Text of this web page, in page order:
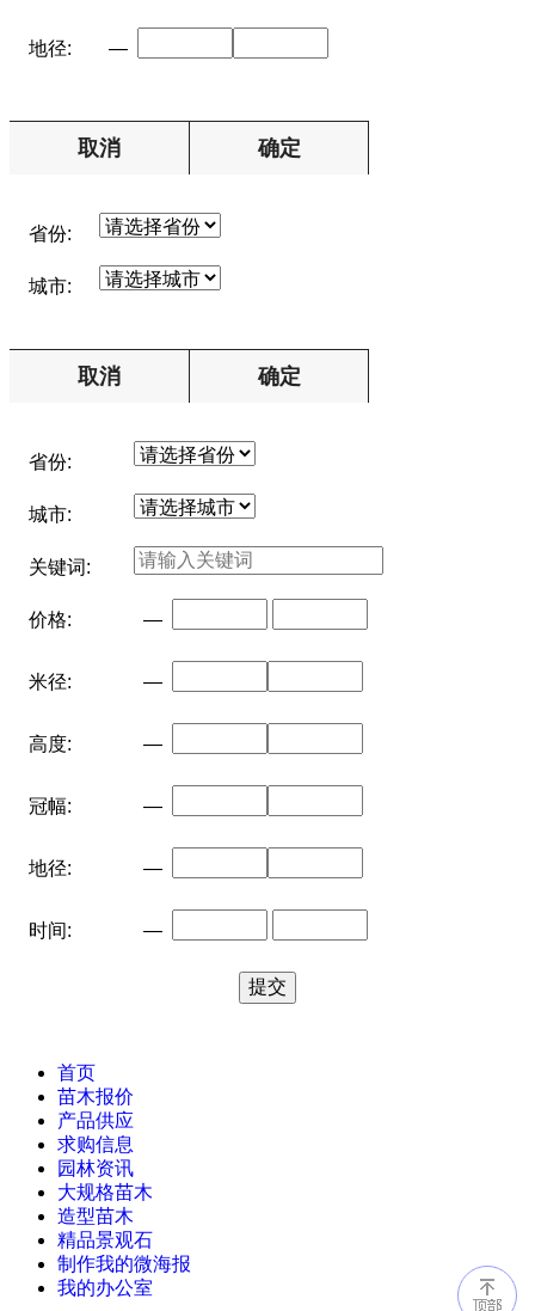
地径: —
取消 确定
省份:
城市:
取消 确定
省份:
城市:
关键词:
价格: —
米径: —
高度: —
冠幅: —
地径: —
时间: —
首页
苗木报价
产品供应
求购信息
园林资讯
大规格苗木
造型苗木
精品景观石
制作我的微海报
我的办公室